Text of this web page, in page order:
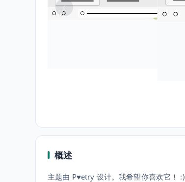
概述
主题由 P♥etry 设计。我希望你喜欢它！ :)